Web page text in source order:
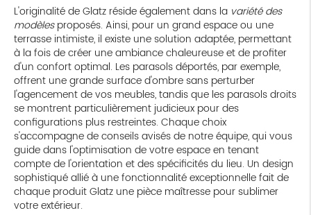
L'originalité de Glatz réside également dans la variété des
modèlesproposés. Ainsi, pour un grand espace ou une
terrasse intimiste, il existe une solution adaptée, permettant
à la fois de créer une ambiance chaleureuse et de profiter
d'un confort optimal. Les parasols déportés, par exemple,
offrent une grande surface d'ombre sans perturber
l'agencement de vos meubles, tandis que les parasols droits
se montrent particulièrement judicieux pour des
configurations plus restreintes. Chaque choix
s'accompagne de conseils avisés de notre équipe, qui vous
guide dans l'optimisation de votre espace en tenant
compte de l'orientation et des spécificités du lieu. Un design
sophistiqué allié à une fonctionnalité exceptionnelle fait de
chaque produit Glatz une pièce maîtresse pour sublimer
votre extérieur.